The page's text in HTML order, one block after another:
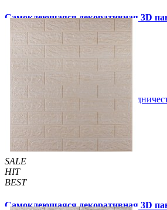
Самоклеющаяся декоративная 3D
бежевый мрамор 700x770x3мм
53 грн. /шт 140 грн.
Купить В закладки
SALE
HIT
BEST
Самоклеющаяся декоративная 3D